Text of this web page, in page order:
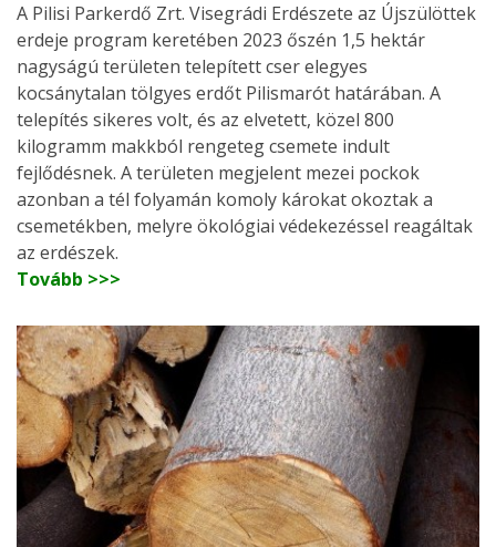
A Pilisi Parkerdő Zrt. Visegrádi Erdészete az Újszülöttek
erdeje program keretében 2023 őszén 1,5 hektár
nagyságú területen telepített cser elegyes
kocsánytalan tölgyes erdőt Pilismarót határában. A
telepítés sikeres volt, és az elvetett, közel 800
kilogramm makkból rengeteg csemete indult
fejlődésnek. A területen megjelent mezei pockok
azonban a tél folyamán komoly károkat okoztak a
csemetékben, melyre ökológiai védekezéssel reagáltak
az erdészek.
Tovább >>>